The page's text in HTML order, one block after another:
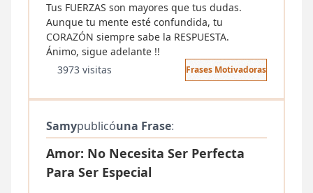
Tus FUERZAS son mayores que tus dudas.
Aunque tu mente esté confundida, tu
CORAZÓN siempre sabe la RESPUESTA.
Ánimo, sigue adelante !!
3973 visitas
Frases Motivadoras
Samypublicóuna Frase:
Amor: No Necesita Ser Perfecta
Para Ser Especial